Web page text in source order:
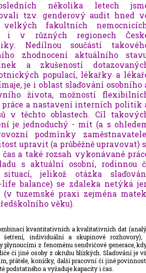
několika letech
tzv. genderový audit hned
fakultních
i v různých regionech
Nedílnou součástí
zhodnocení aktuálního
a zkušeností
populací, lékařky a
je i oblast slaďování osobního
života, možností
práce a nastavení interních politik
v těchto oblastech. Cíl
je jednoduchý - mít (a s
podmínky
upravit (a průběžně upravovat)
čas a také rozsah vykonávané
s aktuální osobní, rodinnou
jelikož otázka
life balance) se zdaleka netýká
(v tuzemské praxi zejména
věku).
kvantitativních a kvalitativních dat
individuální a skupinové rozhovory),
z fenoménu sendvičové generace,
či jiné osoby z okruhu blízkých. Slaďování je
přátele, koníčky, další pracovní či jiné
podstatného a vyžaduje kapacity i čas.